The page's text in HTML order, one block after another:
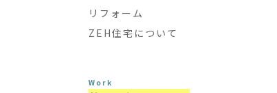
リフォーム
ZEH住宅について
Work